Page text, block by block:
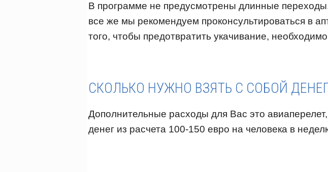
В программе не предусмотрены длинные
все же мы рекомендуем проконсультироваться в
того, чтобы предотвратить укачивание,
СКОЛЬКО НУЖНО ВЗЯТЬ С СОБОЙ
Дополнительные расходы для Вас это
денег из расчета 100-150 евро на человека в